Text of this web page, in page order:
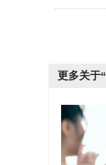
更多关于“